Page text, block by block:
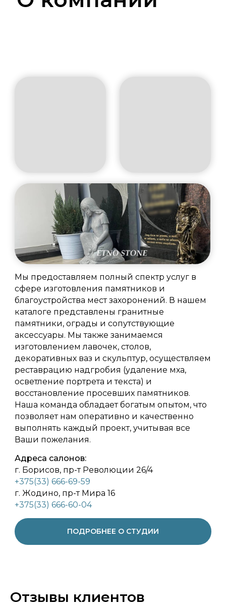
Мы предоставляем полный спектр услуг в
сфере изготовления памятников и
благоустройства мест захоронений. В нашем
каталоге представлены гранитные
памятники, ограды и сопутствующие
аксессуары. Мы также занимаемся
изготовлением лавочек, столов,
декоративных ваз и скульптур, осуществляем
реставрацию надгробия (удаление мха,
осветление портрета и текста) и
восстановление просевших памятников.
Наша команда обладает богатым опытом, что
позволяет нам оперативно и качественно
выполнять каждый проект, учитывая все
Ваши пожелания.
Адреса салонов:
г. Борисов, пр-т Революции 26/4
+375(33) 666-69-59
г. Жодино, пр-т Мира 16
+375(33) 666-60-04
ПОДРОБНЕЕ О СТУДИИ
Отзывы клиентов